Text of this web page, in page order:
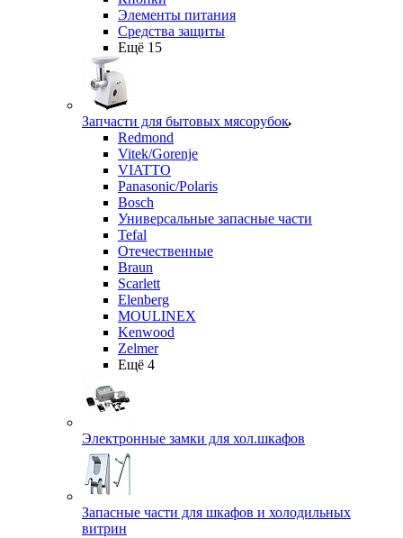
Элементы питания
Средства защиты
Ещё 15
Запчасти для бытовых мясорубок
Redmond
Vitek/Gorenje
VIATTO
Panasonic/Polaris
Bosch
Универсальные запасные части
Tefal
Отечественные
Braun
Scarlett
Elenberg
MOULINEX
Kenwood
Zelmer
Ещё 4
Электронные замки для хол.шкафов
Запасные части для шкафов и холодильных
витрин